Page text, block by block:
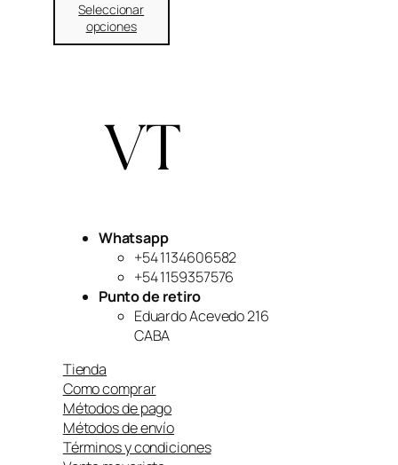
Seleccionar
opciones
Whatsapp
+54 1134606582
+54 1159357576
Punto de retiro
Eduardo Acevedo 216
CABA
Tienda
Como comprar
Métodos de pago
Métodos de envío
Términos y condiciones